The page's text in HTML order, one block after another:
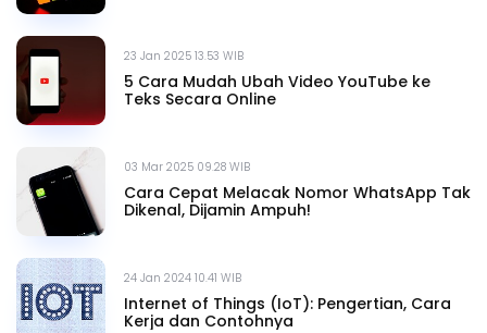
23 Jan 2025 13.53 WIB
5 Cara Mudah Ubah Video YouTube ke
Teks Secara Online
03 Mar 2025 09.28 WIB
Cara Cepat Melacak Nomor WhatsApp Tak
Dikenal, Dijamin Ampuh!
24 Jan 2024 10.41 WIB
Internet of Things (IoT): Pengertian, Cara
Kerja dan Contohnya